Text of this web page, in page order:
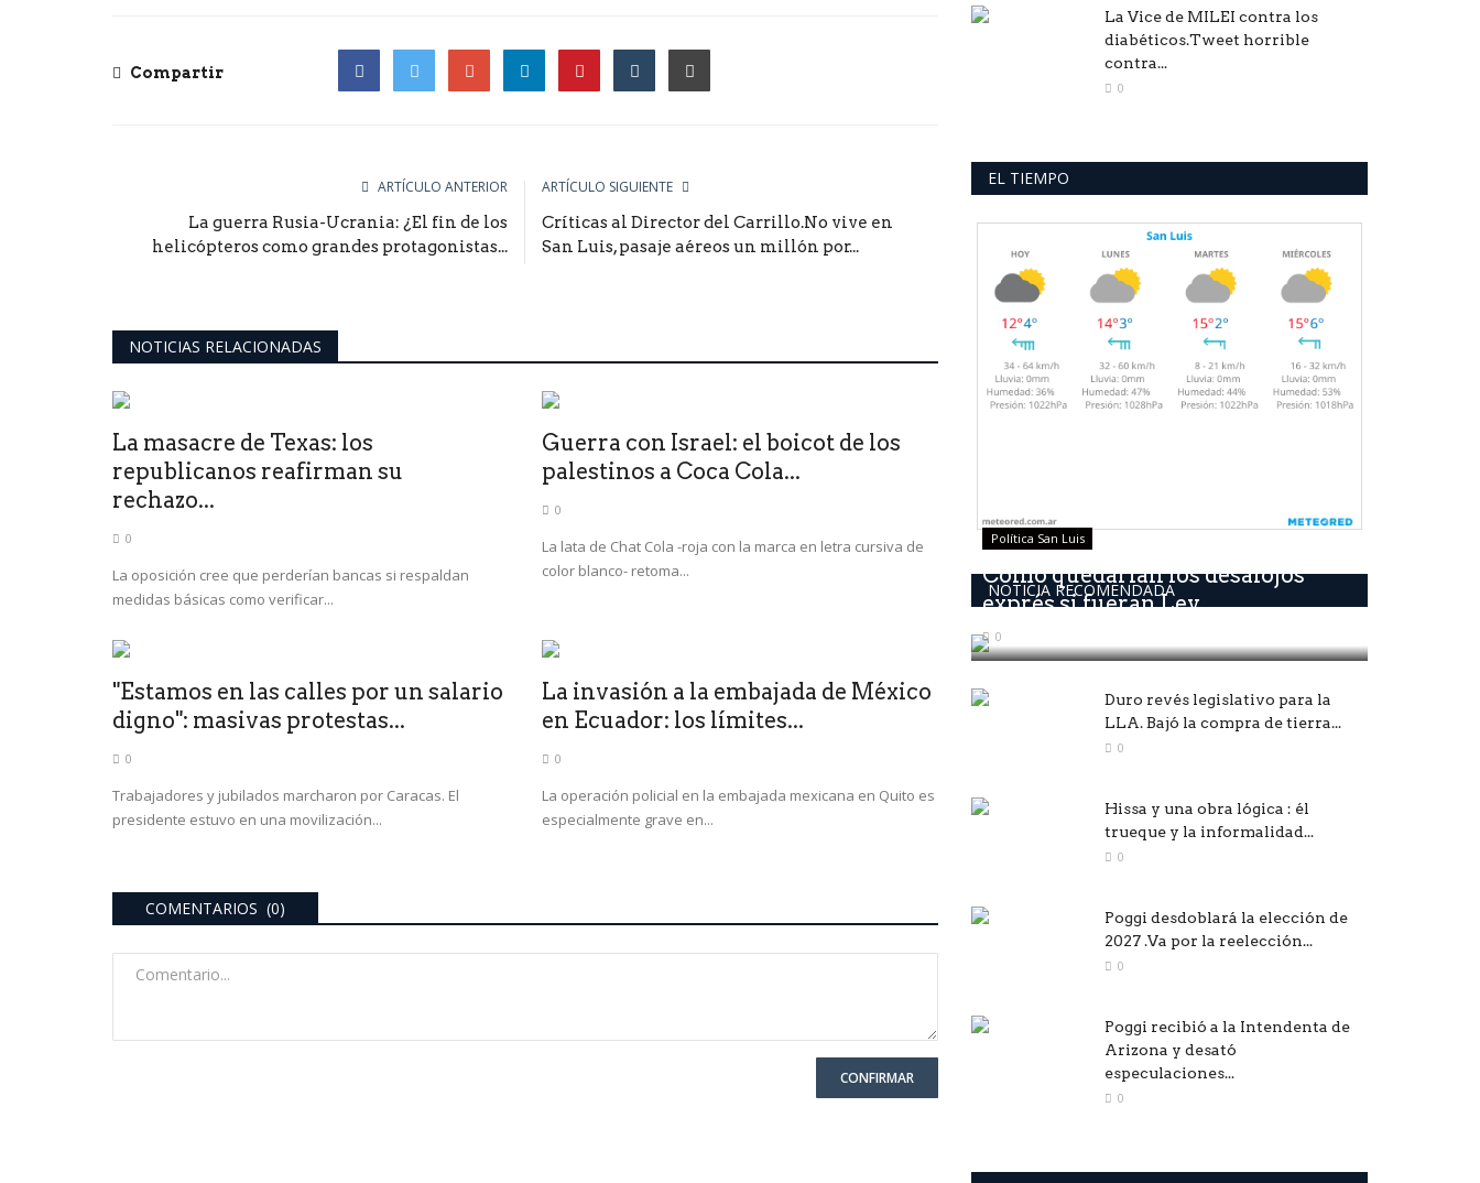
Compartir
ARTÍCULO ANTERIOR
La guerra Rusia-Ucrania: ¿El fin de los
helicópteros como grandes protagonistas...
ARTÍCULO SIGUIENTE
Críticas al Director del Carrillo.No vive en
San Luis, pasaje aéreos un millón por...
NOTICIAS RELACIONADAS
La masacre de Texas: los
republicanos reafirman su
rechazo...
0
La oposición cree que perderían bancas si respaldan
medidas básicas como verificar...
Guerra con Israel: el boicot de los
palestinos a Coca Cola...
0
La lata de Chat Cola -roja con la marca en letra cursiva de
color blanco- retoma...
"Estamos en las calles por un salario
digno": masivas protestas...
0
Trabajadores y jubilados marcharon por Caracas. El
presidente estuvo en una movilización...
La invasión a la embajada de México
en Ecuador: los límites...
0
La operación policial en la embajada mexicana en Quito es
especialmente grave en...
COMENTARIOS (0)
CONFIRMAR
La Vice de MILEI contra los
diabéticos.Tweet horrible
contra...
0
EL TIEMPO
NOTICIA RECOMENDADA
Política San Luis
Como quedarían los desalojos
exprés si fueran Ley
0
Duro revés legislativo para la
LLA. Bajó la compra de tierra...
0
Hissa y una obra lógica : él
trueque y la informalidad...
0
Poggi desdoblará la elección de
2027 .Va por la reelección...
0
Poggi recibió a la Intendenta de
Arizona y desató
especulaciones...
0